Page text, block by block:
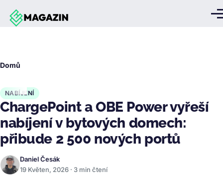
Přejít k hlavnímu obsahu
Domů
NABÍJENÍ
ChargePoint a OBE Power vyřeší
nabíjení v bytových domech:
přibude 2 500 nových portů
Daniel Česák
19 Květen, 2026 · 3 min čtení